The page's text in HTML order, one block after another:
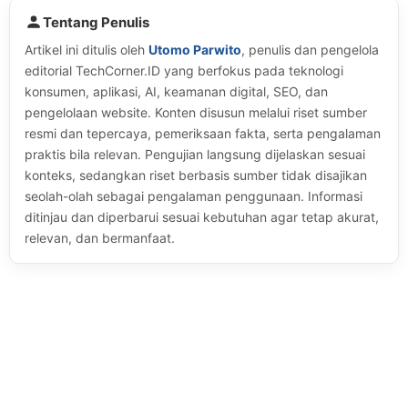
Tentang Penulis
Artikel ini ditulis oleh Utomo Parwito, penulis dan pengelola
editorial TechCorner.ID yang berfokus pada teknologi
konsumen, aplikasi, AI, keamanan digital, SEO, dan
pengelolaan website. Konten disusun melalui riset sumber
resmi dan tepercaya, pemeriksaan fakta, serta pengalaman
praktis bila relevan. Pengujian langsung dijelaskan sesuai
konteks, sedangkan riset berbasis sumber tidak disajikan
seolah-olah sebagai pengalaman penggunaan. Informasi
ditinjau dan diperbarui sesuai kebutuhan agar tetap akurat,
relevan, dan bermanfaat.